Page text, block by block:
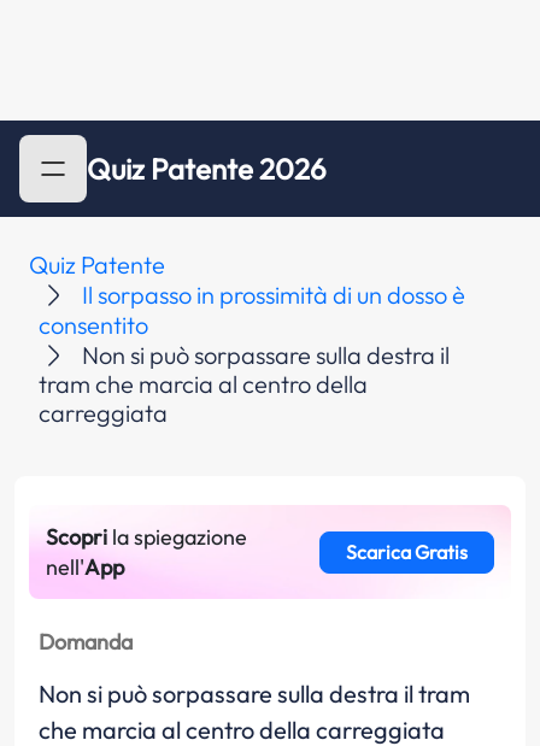
Quiz Patente 2026
Quiz Patente
Il sorpasso in prossimità di un dosso è
consentito
Non si può sorpassare sulla destra il
tram che marcia al centro della
carreggiata
Scopri la spiegazione
nell'App
Scarica Gratis
Domanda
Non si può sorpassare sulla destra il tram
che marcia al centro della carreggiata